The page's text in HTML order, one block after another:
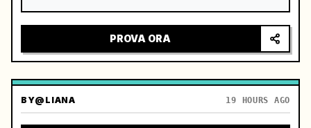
PROVA ORA
BY@LIANA 19 HOURS AGO